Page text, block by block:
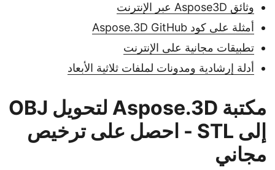
وثائق Aspose3D عبر الإنترنت
أمثلة على كود Aspose.3D GitHub
تطبيقات مجانية على الإنترنت
أدلة إرشادية ومدونات لملفات ثلاثية الأبعاد
مكتبة Aspose.3D لتحويل OBJ
إلى STL - احصل على ترخيص
مجاني